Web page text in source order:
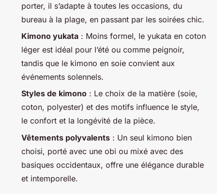
porter, il s’adapte à toutes les occasions, du
bureau à la plage, en passant par les soirées chic.
Kimono yukata : Moins formel, le yukata en coton
léger est idéal pour l’été ou comme peignoir,
tandis que le kimono en soie convient aux
événements solennels.
Styles de kimono : Le choix de la matière (soie,
coton, polyester) et des motifs influence le style,
le confort et la longévité de la pièce.
Vêtements polyvalents : Un seul kimono bien
choisi, porté avec une obi ou mixé avec des
basiques occidentaux, offre une élégance durable
et intemporelle.